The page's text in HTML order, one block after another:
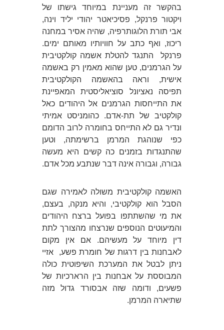
בהקשר זה מעניינת במיוחד גישתו של
ויקטור פרנקל, פסיכיאטר יהודי יליד וינה,
אבי תורת הלוגותרפיה, שהיה אסיר במחנה
ריכוז, ואף כתב על חוויותיו מאותם ימים.
פרנקל
התנגד להטלת אשמה קולקטיבית
על הגרמנים, טען שהוא מאמין רק באשמה
אישית, וראה בהאשמה הקולקטיבית
תפיסה נאציונל סוציאליסטית המאפיינת
את התייחסות הגרמנים אל היהודים כאל
קולקטיב של תת-אדם. כהומניסט אמיתי
ונדיר גם לא התייחס בחומרה לרוב הדומם
כפי שנוהגת המרמן ברשימתה, וטען
שהתנגדות בזמנים כה קשים היא מעשה
גבורה, וגבורה אינה דבר שנתבע מכל אדם.
האשמה קולקטיבית משולה לאמירה שגם
הסבל הוא קולקטיבי, והיא מנקה, בעצם,
את מי שהשתתפו בפועל ברצח היהודים
והמיעוטים הנוספים שנרצחו מהצורך לתת
דין מיוחד על מעשיהם. אם אין מקום
לאבחנות בין דרגות של חומרת פשע,
אזיי
ניתן לבטל את המערכת השיפוטית כולה
המבוססת על אבחנות בין הרארכיות של
פשעים, ודומה שזה אבסורד גדול מזה
שתיארה המרמן.